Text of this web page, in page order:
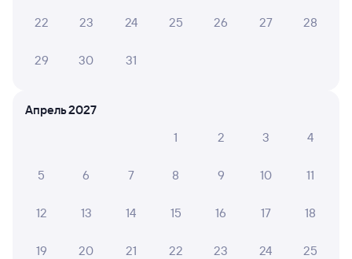
22 23 24 25 26 27 28
29 30 31
Апрель 2027
1
2 3 4
5 6 7 8 9 10 11
12 13 14 15 16 17 18
19 20 21 22 23 24 25